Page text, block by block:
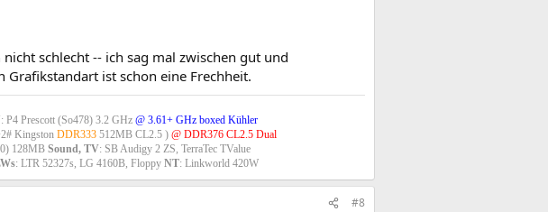
schlecht -- ich sag mal zwischen gut und
ist schon eine Frechheit.
: P4 Prescott (So478) 3.2 GHz @ 3.61+ GHz boxed Kühler
Kingston DDR333512MB CL2.5 ) @ DDR376 CL2.5 Dual
128MB Sound, TV: SB Audigy 2 ZS, TerraTec TValue
: LTR 52327s, LG 4160B, Floppy NT: Linkworld 420W​
#8